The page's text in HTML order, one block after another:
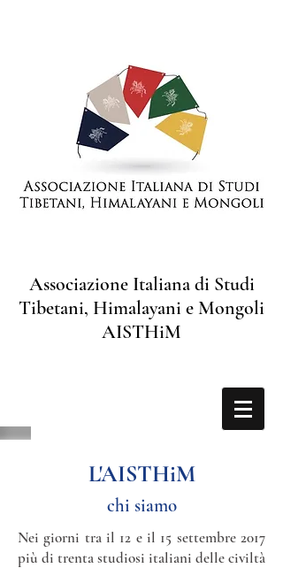
Associazione Italiana di Studi
Tibetani, Himalayani e Mongoli
AISTHiM
L'AISTHiM
chi siamo
Nei giorni tra il 12 e il 15 settembre 2017
più di trenta studiosi italiani delle civiltà